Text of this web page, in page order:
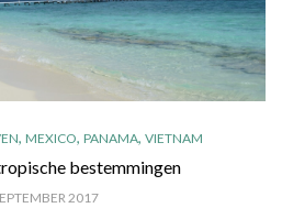
, MEXICO, PANAMA, VIETNAM
bestemmingen
2017